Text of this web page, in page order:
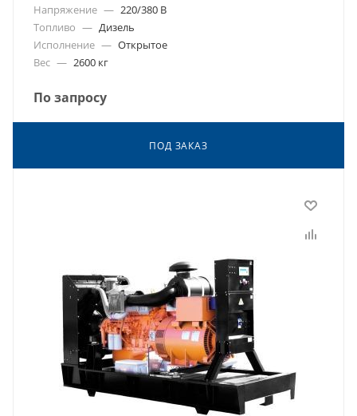
Напряжение — 220/380 В
Топливо — Дизель
Исполнение — Открытое
Вес — 2600 кг
По запросу
ПОД ЗАКАЗ